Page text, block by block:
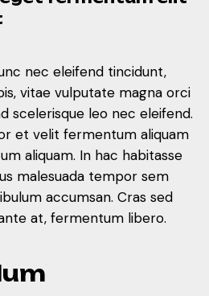
nec eleifend tincidunt,
vitae vulputate magna orci
scelerisque leo nec eleifend.
et velit fermentum aliquam
aliquam. In hac habitasse
malesuada tempor sem
accumsan. Cras sed
at, fermentum libero.
um